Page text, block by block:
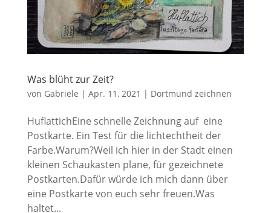
Was blüht zur Zeit?
von Gabriele | Apr. 11, 2021 | Dortmund zeichnen
HuflattichEine schnelle Zeichnung auf eine
Postkarte. Ein Test für die lichtechtheit der
Farbe.Warum?Weil ich hier in der Stadt einen
kleinen Schaukasten plane, für gezeichnete
Postkarten.Dafür würde ich mich dann über
eine Postkarte von euch sehr freuen.Was
haltet...